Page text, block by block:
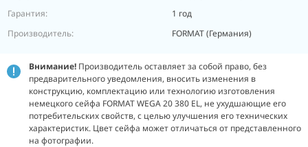
Гарантия:
1 год
Производитель:
FORMAT (Германия)
Внимание! Производитель оставляет за собой право, без
предварительного уведомления, вносить изменения в
конструкцию, комплектацию или технологию изготовления
немецкого сейфа FORMAT WEGA 20 380 EL, не ухудшающие его
потребительских свойств, с целью улучшения его технических
характеристик. Цвет сейфа может отличаться от представленного
на фотографии.